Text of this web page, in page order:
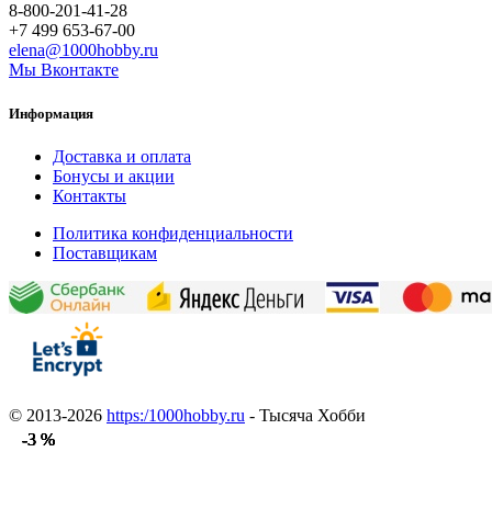
-3 %
-3 %
-3 %
-3 %
-3 %
-3 %
8-800-201-41-28
+7 499 653-67-00
elena@1000hobby.ru
Мы Вконтакте
Информация
Доставка и оплата
Бонусы и акции
Контакты
Политика конфиденциальности
Поставщикам
© 2013-2026 https:/1000hobby.ru - Тысяча Хобби